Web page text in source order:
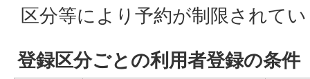
区分等により予約が制限されて
登録区分ごとの利用者登録の条件